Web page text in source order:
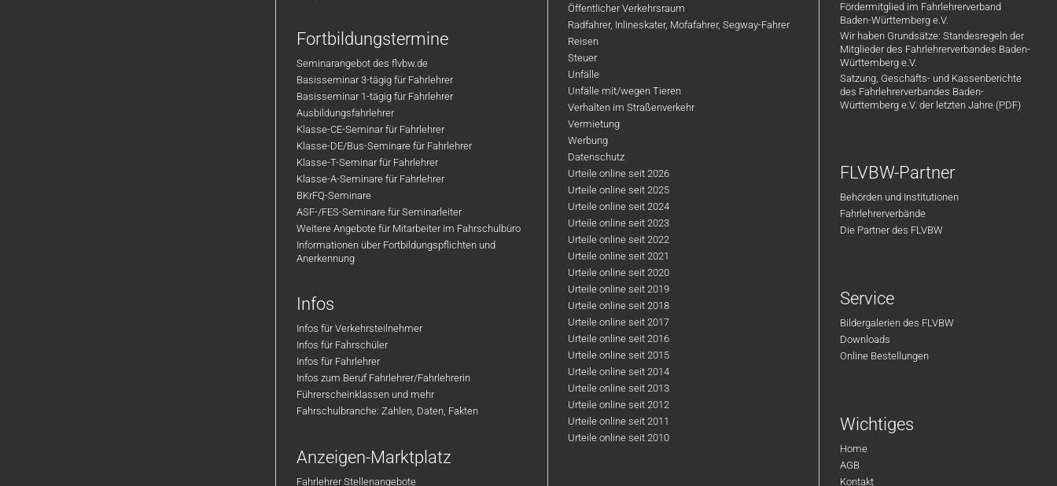
Fortbildungstermine
Seminarangebot des flvbw.de
Basisseminar 3-tägig für Fahrlehrer
Basisseminar 1-tägig für Fahrlehrer
Ausbildungsfahrlehrer
Klasse-CE-Seminar für Fahrlehrer
Klasse-DE/Bus-Seminare für Fahrlehrer
Klasse-T-Seminar für Fahrlehrer
Klasse-A-Seminare für Fahrlehrer
BKrFQ-Seminare
ASF-/FES-Seminare für Seminarleiter
Weitere Angebote für Mitarbeiter im Fahrschulbüro
Informationen über Fortbildungspflichten und
Anerkennung
Infos
Infos für Verkehrsteilnehmer
Infos für Fahrschüler
Infos für Fahrlehrer
Infos zum Beruf Fahrlehrer/Fahrlehrerin
Führerscheinklassen und mehr
Fahrschulbranche: Zahlen, Daten, Fakten
Anzeigen-Marktplatz
Fahrlehrer Stellenangebote
Öffentlicher Verkehrsraum
Radfahrer, Inlineskater, Mofafahrer, Segway-Fahrer
Reisen
Steuer
Unfälle
Unfälle mit/wegen Tieren
Verhalten im Straßenverkehr
Vermietung
Werbung
Datenschutz
Urteile online seit 2026
Urteile online seit 2025
Urteile online seit 2024
Urteile online seit 2023
Urteile online seit 2022
Urteile online seit 2021
Urteile online seit 2020
Urteile online seit 2019
Urteile online seit 2018
Urteile online seit 2017
Urteile online seit 2016
Urteile online seit 2015
Urteile online seit 2014
Urteile online seit 2013
Urteile online seit 2012
Urteile online seit 2011
Urteile online seit 2010
Fördermitglied im Fahrlehrerverband
Baden-Württemberg e.V.
Wir haben Grundsätze: Standesregeln der
Mitglieder des Fahrlehrerverbandes Baden-
Württemberg e.V.
Satzung, Geschäfts- und Kassenberichte
des Fahrlehrerverbandes Baden-
Württemberg e.V. der letzten Jahre (PDF)
FLVBW-Partner
Behörden und Institutionen
Fahrlehrerverbände
Die Partner des FLVBW
Service
Bildergalerien des FLVBW
Downloads
Online Bestellungen
Wichtiges
Home
AGB
Kontakt